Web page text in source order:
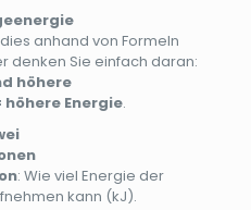
anhand von Formeln
denken Sie einfach daran:
höhere
Energie.
: Wie viel Energie der
kann (kJ).